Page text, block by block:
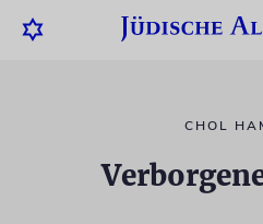
CHOL